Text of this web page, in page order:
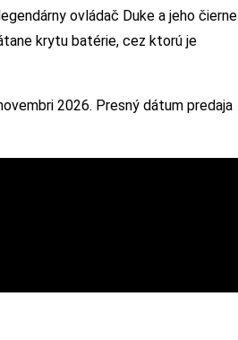
ovládač Duke a jeho čierne
krytu batérie, cez ktorú je
2026. Presný dátum predaja